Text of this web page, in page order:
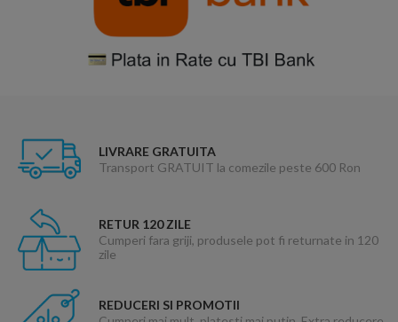
LIVRARE GRATUITA
Transport GRATUIT la comezile peste 600 Ron
RETUR 120 ZILE
Cumperi fara griji, produsele pot fi returnate in 120
zile
REDUCERI SI PROMOTII